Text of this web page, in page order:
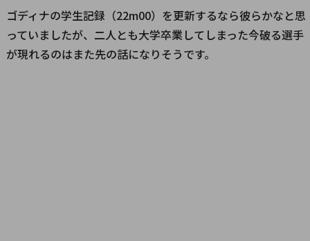
ゴディナの学生記録（22m00）を更新するなら彼らかなと思
っていましたが、二人とも大学卒業してしまった今破る選手
が現れるのはまた先の話になりそうです。